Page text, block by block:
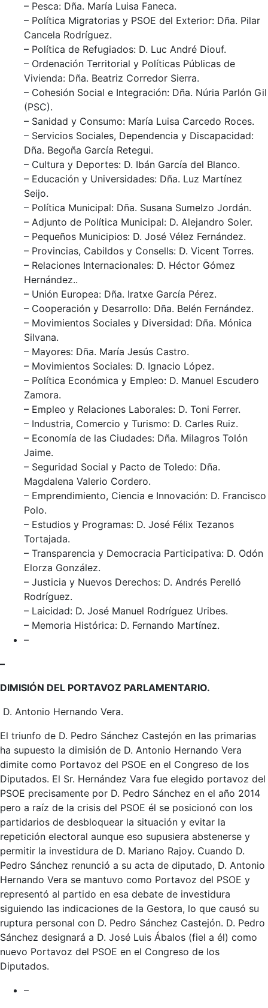
– Pesca: Dña. María Luisa Faneca.
– Política Migratorias y PSOE del Exterior: Dña. Pilar
Cancela Rodríguez.
– Política de Refugiados: D. Luc André Diouf.
– Ordenación Territorial y Políticas Públicas de
Vivienda: Dña. Beatriz Corredor Sierra.
– Cohesión Social e Integración: Dña. Núria Parlón Gil
(PSC).
– Sanidad y Consumo: María Luisa Carcedo Roces.
– Servicios Sociales, Dependencia y Discapacidad:
Dña. Begoña García Retegui.
– Cultura y Deportes: D. Ibán García del Blanco.
– Educación y Universidades: Dña. Luz Martínez
Seijo.
– Política Municipal: Dña. Susana Sumelzo Jordán.
– Adjunto de Política Municipal: D. Alejandro Soler.
– Pequeños Municipios: D. José Vélez Fernández.
– Provincias, Cabildos y Consells: D. Vicent Torres.
– Relaciones Internacionales: D. Héctor Gómez
Hernández..
– Unión Europea: Dña. Iratxe García Pérez.
– Cooperación y Desarrollo: Dña. Belén Fernández.
– Movimientos Sociales y Diversidad: Dña. Mónica
Silvana.
– Mayores: Dña. María Jesús Castro.
– Movimientos Sociales: D. Ignacio López.
– Política Económica y Empleo: D. Manuel Escudero
Zamora.
– Empleo y Relaciones Laborales: D. Toni Ferrer.
– Industria, Comercio y Turismo: D. Carles Ruiz.
– Economía de las Ciudades: Dña. Milagros Tolón
Jaime.
– Seguridad Social y Pacto de Toledo: Dña.
Magdalena Valerio Cordero.
– Emprendimiento, Ciencia e Innovación: D. Francisco
Polo.
– Estudios y Programas: D. José Félix Tezanos
Tortajada.
– Transparencia y Democracia Participativa: D. Odón
Elorza González.
– Justicia y Nuevos Derechos: D. Andrés Perelló
Rodríguez.
– Laicidad: D. José Manuel Rodríguez Uribes.
– Memoria Histórica: D. Fernando Martínez.
–
–
DIMISIÓN DEL PORTAVOZ PARLAMENTARIO.
D. Antonio Hernando Vera.
El triunfo de D. Pedro Sánchez Castejón en las primarias
ha supuesto la dimisión de D. Antonio Hernando Vera
dimite como Portavoz del PSOE en el Congreso de los
Diputados. El Sr. Hernández Vara fue elegido portavoz del
PSOE precisamente por D. Pedro Sánchez en el año 2014
pero a raíz de la crisis del PSOE él se posicionó con los
partidarios de desbloquear la situación y evitar la
repetición electoral aunque eso supusiera abstenerse y
permitir la investidura de D. Mariano Rajoy. Cuando D.
Pedro Sánchez renunció a su acta de diputado, D. Antonio
Hernando Vera se mantuvo como Portavoz del PSOE y
representó al partido en esa debate de investidura
siguiendo las indicaciones de la Gestora, lo que causó su
ruptura personal con D. Pedro Sánchez Castejón. D. Pedro
Sánchez designará a D. José Luis Ábalos (fiel a él) como
nuevo Portavoz del PSOE en el Congreso de los
Diputados.
–